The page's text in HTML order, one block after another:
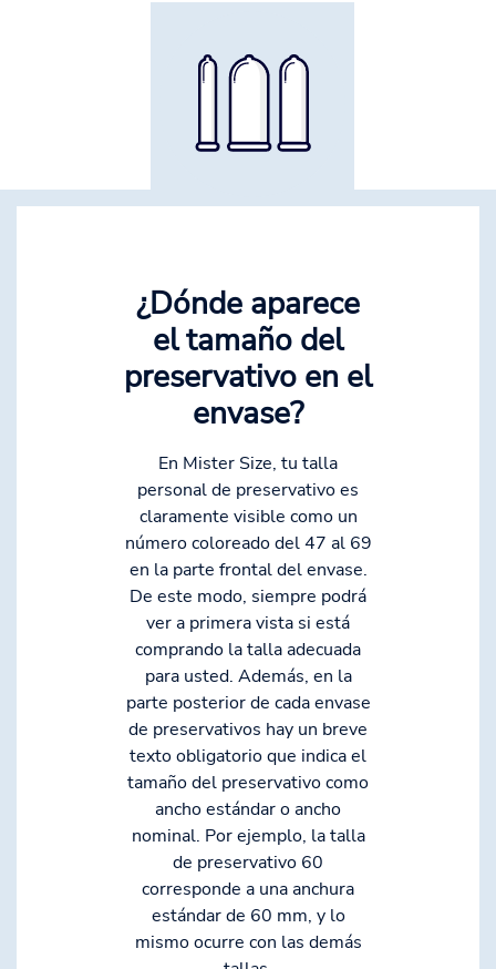
¿Dónde aparece
el tamaño del
preservativo en el
envase?
En Mister Size, tu talla
personal de preservativo es
claramente visible como un
número coloreado del 47 al 69
en la parte frontal del envase.
De este modo, siempre podrá
ver a primera vista si está
comprando la talla adecuada
para usted. Además, en la
parte posterior de cada envase
de preservativos hay un breve
texto obligatorio que indica el
tamaño del preservativo como
ancho estándar o ancho
nominal. Por ejemplo, la talla
de preservativo 60
corresponde a una anchura
estándar de 60 mm, y lo
mismo ocurre con las demás